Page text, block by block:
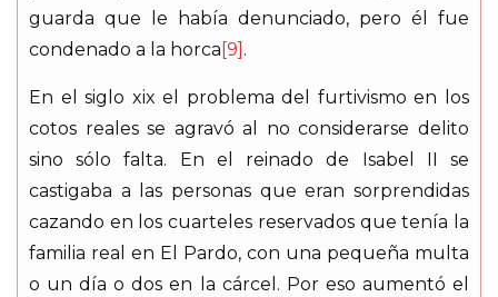
guarda que le había denunciado, pero él fue
condenado a la horca [9] .
En el siglo xix el problema del furtivismo en los
cotos reales se agravó al no considerarse delito
sino sólo falta. En el reinado de Isabel II se
castigaba a las personas que eran sorprendidas
cazando en los cuarteles reservados que tenía la
familia real en El Pardo, con una pequeña multa
o un día o dos en la cárcel. Por eso aumentó el